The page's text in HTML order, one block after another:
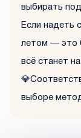
выбирать
Если надеть
летом — это
всё станет
выборе